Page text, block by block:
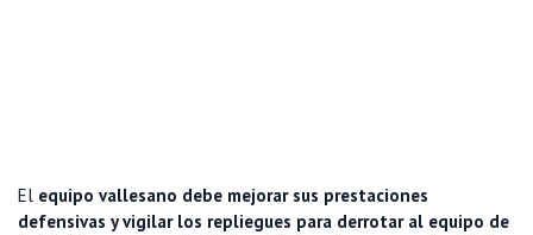
El equipo vallesano debe mejorar sus prestaciones
defensivas y vigilar los repliegues para derrotar al equipo de